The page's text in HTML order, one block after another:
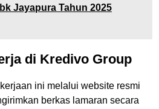
Jayapura Tahun 2025
di Kredivo Group
ini melalui website resmi
berkas lamaran secara